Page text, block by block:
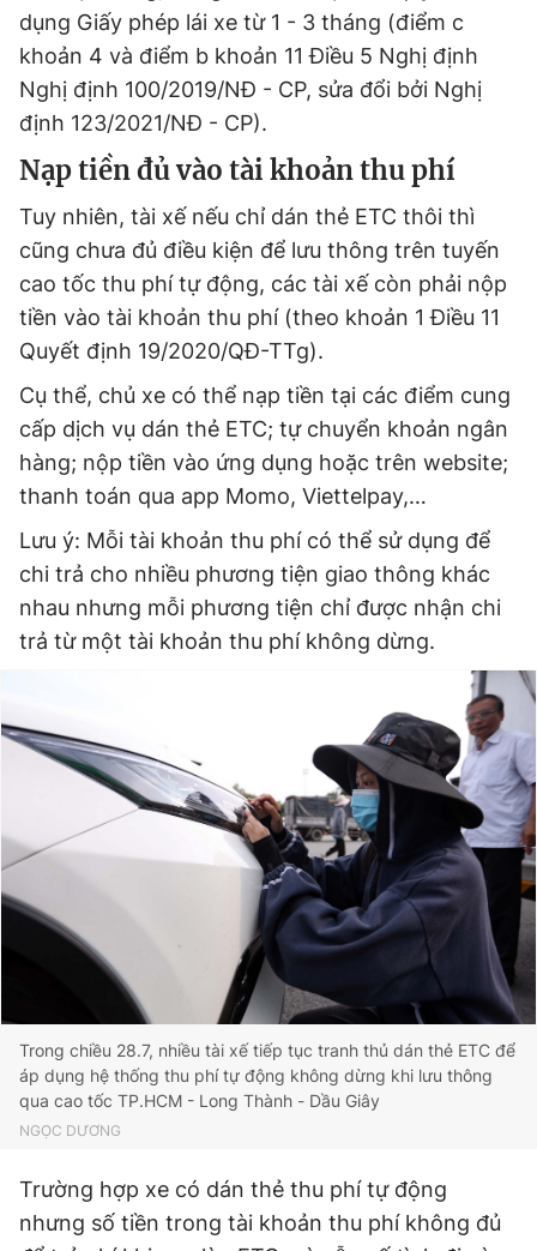
dụng Giấy phép lái xe từ 1 - 3 tháng (điểm c
khoản 4 và điểm b khoản 11 Điều 5 Nghị định
Nghị định 100/2019/NĐ - CP, sửa đổi bởi Nghị
định 123/2021/NĐ - CP).
Nạp tiền đủ vào tài khoản thu phí
Tuy nhiên, tài xế nếu chỉ dán thẻ ETC thôi thì
cũng chưa đủ điều kiện để lưu thông trên tuyến
cao tốc thu phí tự động, các tài xế còn phải nộp
tiền vào tài khoản thu phí (theo khoản 1 Điều 11
Quyết định 19/2020/QĐ-TTg).
Cụ thể, chủ xe có thể nạp tiền tại các điểm cung
cấp dịch vụ dán thẻ ETC; tự chuyển khoản ngân
hàng; nộp tiền vào ứng dụng hoặc trên website;
thanh toán qua app Momo, Viettelpay,…
Lưu ý: Mỗi tài khoản thu phí có thể sử dụng để
chi trả cho nhiều phương tiện giao thông khác
nhau nhưng mỗi phương tiện chỉ được nhận chi
trả từ một tài khoản thu phí không dừng.
Trong chiều 28.7, nhiều tài xế tiếp tục tranh thủ dán thẻ ETC để
áp dụng hệ thống thu phí tự động không dừng khi lưu thông
qua cao tốc TP.HCM - Long Thành - Dầu Giây
NGỌC DƯƠNG
Trường hợp xe có dán thẻ thu phí tự động
nhưng số tiền trong tài khoản thu phí không đủ